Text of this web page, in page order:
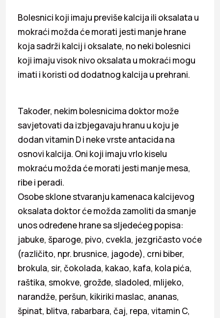
Bolesnici koji imaju previše kalcija ili oksalata u
mokraći možda će morati jesti manje hrane
koja sadrži kalcij i oksalate, no neki bolesnici
koji imaju visok nivo oksalata u mokraći mogu
imati i koristi od dodatnog kalcija u prehrani.
Također, nekim bolesnicima doktor može
savjetovati da izbjegavaju hranu u koju je
dodan vitamin D i neke vrste antacida na
osnovi kalcija. Oni koji imaju vrlo kiselu
mokraću možda će morati jesti manje mesa,
ribe i peradi.
Osobe sklone stvaranju kamenaca kalcijevog
oksalata doktor će možda zamoliti da smanje
unos određene hrane sa sljedećeg popisa:
jabuke, šparoge, pivo, cvekla, jezgričasto voće
(različito, npr. brusnice, jagode), crni biber,
brokula, sir, čokolada, kakao, kafa, kola pića,
raštika, smokve, grožđe, sladoled, mlijeko,
narandže, peršun, kikiriki maslac, ananas,
špinat, blitva, rabarbara, čaj, repa, vitamin C,